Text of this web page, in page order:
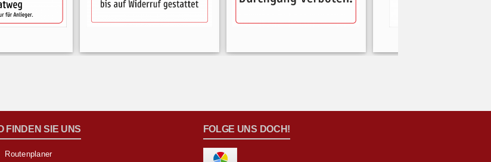
FINDEN SIE UNS
Routenplaner
FOLGE UNS DOCH!